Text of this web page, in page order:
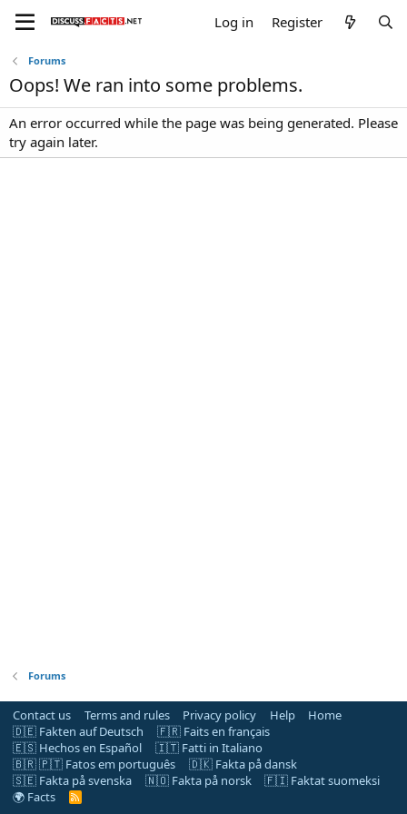
Log in Register
Forums
Oops! We ran into some problems.
An error occurred while the page was being generated. Please
try again later.
Forums
Contact us Terms and rules Privacy policy Help
Home
🇩🇪 Fakten auf Deutsch
🇫🇷 Faits en français
🇪🇸 Hechos en Español
🇮🇹 Fatti in Italiano
🇧🇷 🇵🇹 Fatos em português
🇩🇰 Fakta på dansk
🇸🇪 Fakta på svenska
🇳🇴 Fakta på norsk
🇫🇮 Faktat suomeksi
🌍 Facts
R